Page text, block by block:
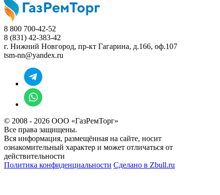
8 800 700-42-52
8 (831) 42-383-42
г. Нижний Новгород, пр-кт Гагарина, д.166, оф.107
tsm-nn@yandex.ru
© 2008 - 2026 ООО «ГазРемТорг»
Все права защищены.
Вся информация, размещённая на сайте, носит
ознакомительный характер и может отличаться от
действительности
Политика конфиденциальности Сделано в Zbull.ru